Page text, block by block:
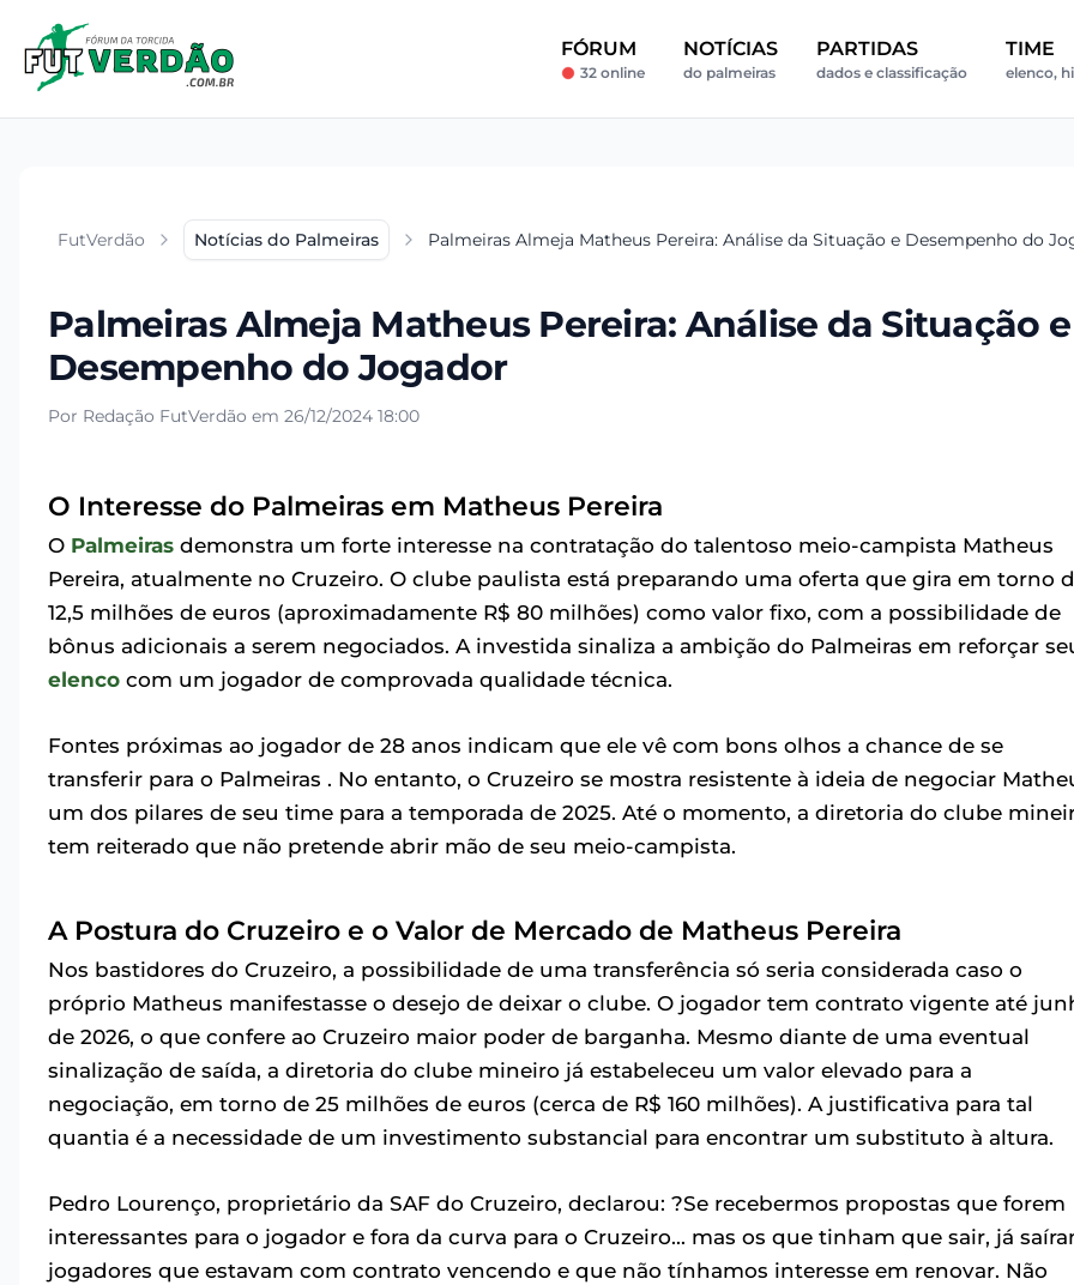
FÓRUM
32 online
NOTÍCIAS
do palmeiras
PARTIDAS
dados e classificação
TIME
elenco,
FutVerdão Notícias do Palmeiras Palmeiras Almeja Matheus Pereira: Análise da Situação e Desempenho do
Palmeiras Almeja Matheus Pereira: Análise da Situação e
Desempenho do Jogador
Por Redação FutVerdão em 26/12/2024 18:00
O Interesse do Palmeiras em Matheus Pereira
O Palmeiras demonstra um forte interesse na contratação do talentoso meio-campista Matheus
Pereira, atualmente no Cruzeiro. O clube paulista está preparando uma oferta que gira em torno
12,5 milhões de euros (aproximadamente R$ 80 milhões) como valor fixo, com a possibilidade de
bônus adicionais a serem negociados. A investida sinaliza a ambição do Palmeiras em reforçar
elenco com um jogador de comprovada qualidade técnica.
Fontes próximas ao jogador de 28 anos indicam que ele vê com bons olhos a chance de se
transferir para o Palmeiras . No entanto, o Cruzeiro se mostra resistente à ideia de negociar
um dos pilares de seu time para a temporada de 2025. Até o momento, a diretoria do clube
tem reiterado que não pretende abrir mão de seu meio-campista.
A Postura do Cruzeiro e o Valor de Mercado de Matheus Pereira
Nos bastidores do Cruzeiro, a possibilidade de uma transferência só seria considerada caso o
próprio Matheus manifestasse o desejo de deixar o clube. O jogador tem contrato vigente até
de 2026, o que confere ao Cruzeiro maior poder de barganha. Mesmo diante de uma eventual
sinalização de saída, a diretoria do clube mineiro já estabeleceu um valor elevado para a
negociação, em torno de 25 milhões de euros (cerca de R$ 160 milhões). A justificativa para tal
quantia é a necessidade de um investimento substancial para encontrar um substituto à altura.
Pedro Lourenço, proprietário da SAF do Cruzeiro, declarou: ?Se recebermos propostas que forem
interessantes para o jogador e fora da curva para o Cruzeiro... mas os que tinham que sair, já
jogadores que estavam com contrato vencendo e que não tínhamos interesse em renovar. Não